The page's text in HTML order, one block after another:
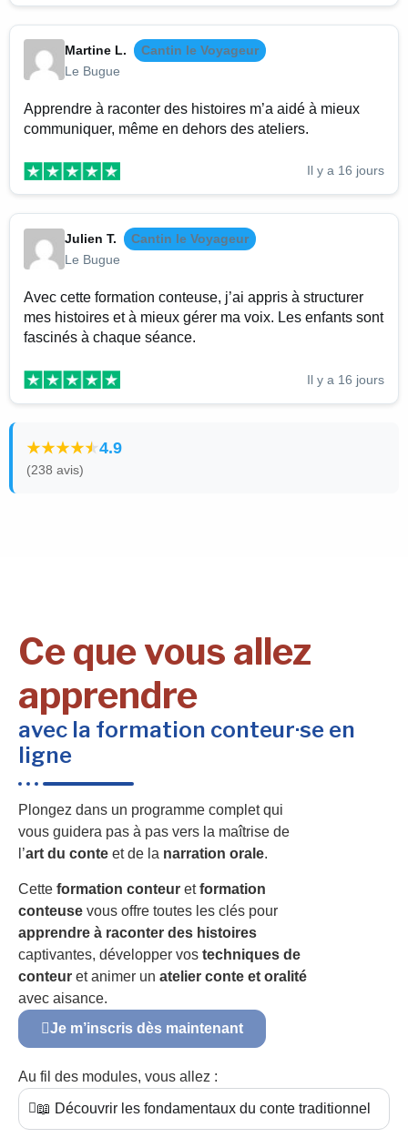
Martine L.
Cantin le Voyageur
Le Bugue
Apprendre à raconter des histoires m’a aidé à mieux
communiquer, même en dehors des ateliers.
Il y a 16 jours
Julien T.
Cantin le Voyageur
Le Bugue
Avec cette formation conteuse, j’ai appris à structurer
mes histoires et à mieux gérer ma voix. Les enfants sont
fascinés à chaque séance.
Il y a 16 jours
4.9
(238 avis)
Ce que vous allez
apprendre
avec la formation conteur·se en
ligne
Plongez dans un programme complet qui
vous guidera pas à pas vers la maîtrise de
l’art du conte et de la narration orale.
Cette formation conteur etformation
conteuse vous offre toutes les clés pour
apprendre à raconter des histoires
captivantes, développer vos techniques de
conteur et animer un atelier conte et oralité
avec aisance.
Je m’inscris dès maintenant
Au fil des modules, vous allez :
📖 Découvrir les fondamentaux du conte traditionnel